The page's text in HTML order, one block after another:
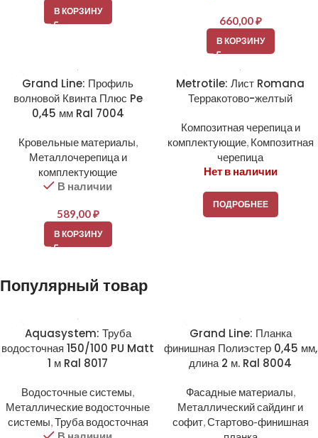
В КОРЗИНУ
660,00₽
В КОРЗИНУ
Grand Line: Профиль
волновой Квинта Плюс Pe
0,45 мм Ral 7004
Кровельные материалы,
Металлочерепица и
комплектующие
В наличии
589,00₽
В КОРЗИНУ
Metrotile: Лист Romana
Терракотово-желтый
Композитная черепица и
комплектующие, Композитная
черепица
Нет в наличии
ПОДРОБНЕЕ
Популярный товар
Aquasystem: Труба
водосточная 150/100 PU Matt
1 м Ral 8017
Водосточные системы,
Металлические водосточные
системы,Труба водосточная
Grand Line: Планка
финишная Полиэстер 0,45 мм,
длина 2 м. Ral 8004
Фасадные материалы,
Металлический сайдинг и
софит,Стартово-финишная